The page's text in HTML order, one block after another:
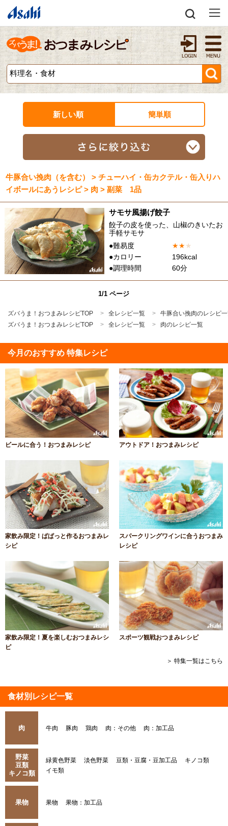
新しい順 簡単順
牛豚合い挽肉（を含む） > チューハイ・缶カクテル・缶入りハ
イボールにあうレシピ > 肉 > 副菜 1品
サモサ風揚げ餃子
餃子の皮を使った、山椒のきいたお
手軽サモサ
●難易度
★★★
●カロリー
196kcal
●調理時間
60分
1/1 ページ
ズバうま！おつまみレシピTOP 全レシピ一覧
牛豚合い挽肉のレシピ
ズバうま！おつまみレシピTOP
全レシピ一覧 肉のレシピ一覧
今月のおすすめ 特集レシピ
ビールに合う！おつまみレシピ アウトドア！おつまみレシピ
家飲み限定！ぱぱっと作るおつまみレ
シピ
スパークリングワインに合うおつまみ
レシピ
家飲み限定！夏を楽しむおつまみレシ
ピ
スポーツ観戦おつまみレシピ
＞ 特集一覧はこちら
食材別レシピ一覧
肉 牛肉 豚肉 鶏肉 肉：その他 肉：加工品
野菜
豆類
キノコ類
緑黄色野菜 淡色野菜 豆類・豆腐・豆加工品
キノコ類
イモ類
果物 果物 果物：加工品